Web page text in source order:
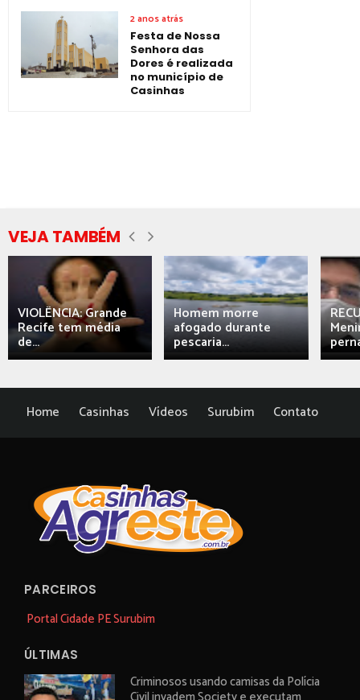
2 anos atrás
Festa de Nossa
Senhora das
Dores é realizada
no município de
Casinhas
VEJA TAMBÉM
VIOLÊNCIA: Grande
Recife tem média
de...
Homem morre
afogado durante
pescaria...
Home Casinhas Vídeos Surubim Contato
PARCEIROS
Portal Cidade PE Surubim
ÚLTIMAS
Criminosos usando camisas da Polícia